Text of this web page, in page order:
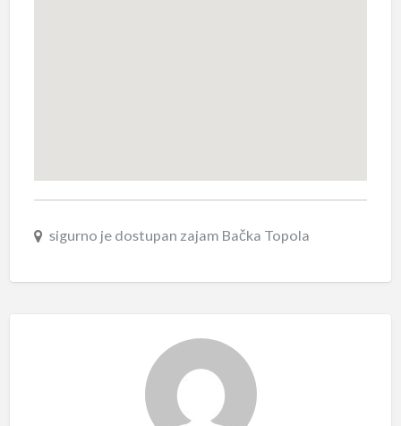
sigurno je dostupan zajam Bačka Topola